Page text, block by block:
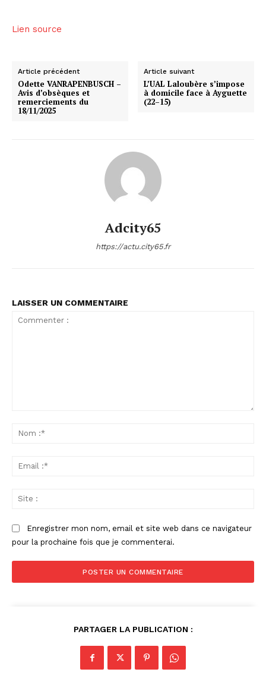
Lien source
Article précédent
Odette VANRAPENBUSCH –
Avis d’obsèques et
remerciements du
18/11/2025
Article suivant
L’UAL Laloubère s’impose
à domicile face à Ayguette
(22–15)
Adcity65
https://actu.city65.fr
LAISSER UN COMMENTAIRE
Enregistrer mon nom, email et site web dans ce navigateur
pour la prochaine fois que je commenterai.
PARTAGER LA PUBLICATION :